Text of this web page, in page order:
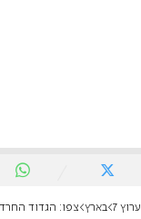
ערוץ 7 בארץ צפו: הגדוד